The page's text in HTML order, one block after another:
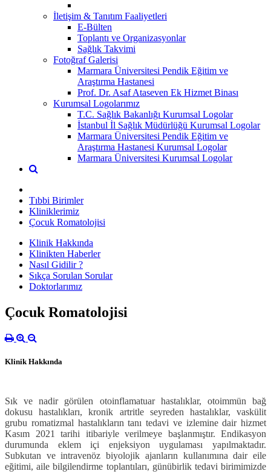
İletişim & Tanıtım Faaliyetleri
E-Bülten
Toplantı ve Organizasyonlar
Sağlık Takvimi
Fotoğraf Galerisi
Marmara Üniversitesi Pendik Eğitim ve
Araştırma Hastanesi
Prof. Dr. Asaf Ataseven Ek Hizmet Binası
Kurumsal Logolarımız
T.C. Sağlık Bakanlığı Kurumsal Logolar
İstanbul İl Sağlık Müdürlüğü Kurumsal Logolar
Marmara Üniversitesi Pendik Eğitim ve
Araştırma Hastanesi Kurumsal Logolar
Marmara Üniversitesi Kurumsal Logolar
Tıbbi Birimler
Kliniklerimiz
Çocuk Romatolojisi
Klinik Hakkında
Klinikten Haberler
Nasıl Gidilir ?
Sıkça Sorulan Sorular
Doktorlarımız
Çocuk Romatolojisi
Klinik Hakkında
Sık ve nadir görülen otoinflamatuar hastalıklar, otoimmün bağ
dokusu hastalıkları, kronik artritle seyreden hastalıklar, vaskülit
grubu romatizmal hastalıkların tanı tedavi ve izlemine dair hizmet
Kasım 2021 tarihi itibariyle verilmeye başlanmıştır. Endikasyon
durumunda eklem içi enjeksiyon uygulaması yapılmaktadır.
Subkutan ve intravenöz biyolojik ajanların kullanımına dair eile
eğitimi, aile bilgilendirme toplantıları, günübirlik tedavi birimimizde